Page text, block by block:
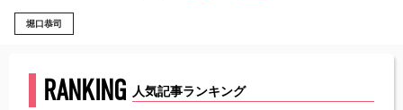
堀口恭司
RANKING 人気記事ランキング